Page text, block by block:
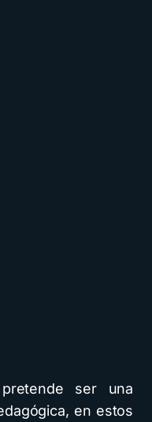
ser una
en estos